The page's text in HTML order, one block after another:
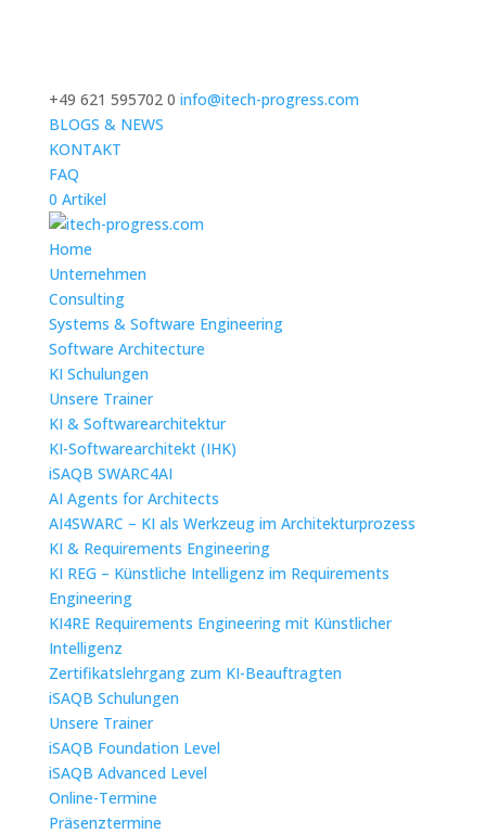
+49 621 595702 0 info@itech-progress.com
BLOGS & NEWS
KONTAKT
FAQ
0 Artikel
Home
Unternehmen
Consulting
Systems & Software Engineering
Software Architecture
KI Schulungen
Unsere Trainer
KI & Softwarearchitektur
KI-Softwarearchitekt (IHK)
iSAQB SWARC4AI
AI Agents for Architects
AI4SWARC – KI als Werkzeug im Architekturprozess
KI & Requirements Engineering
KI REG – Künstliche Intelligenz im Requirements
Engineering
KI4RE Requirements Engineering mit Künstlicher
Intelligenz
Zertifikatslehrgang zum KI-Beauftragten
iSAQB Schulungen
Unsere Trainer
iSAQB Foundation Level
iSAQB Advanced Level
Online-Termine
Präsenztermine